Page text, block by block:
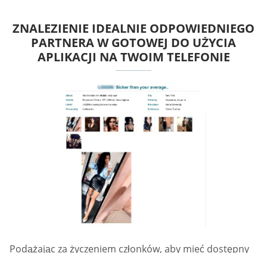
ZNALEZIENIE IDEALNIE ODPOWIEDNIEGO
PARTNERA W GOTOWEJ DO UŻYCIA
APLIKACJI NA TWOIM TELEFONIE
Podążając za życzeniem członków, aby mieć dostępny